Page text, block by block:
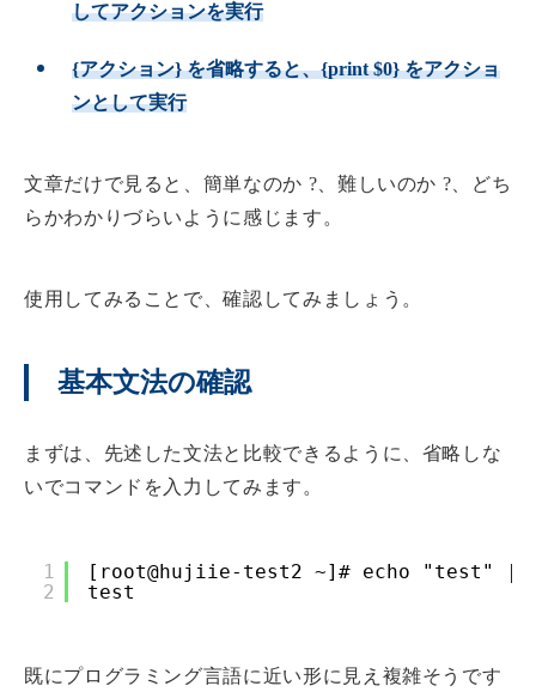
してアクションを実行
{アクション} を省略すると、{print $0} をアクショ
ンとして実行
文章だけで見ると、簡単なのか ?、難しいのか ?、どち
らかわかりづらいように感じます。
使用してみることで、確認してみましょう。
基本文法の確認
まずは、先述した文法と比較できるように、省略しな
いでコマンドを入力してみます。
1
2
[root@hujiie-test2 ~]# echo "test"
test
既にプログラミング言語に近い形に見え複雑そうです